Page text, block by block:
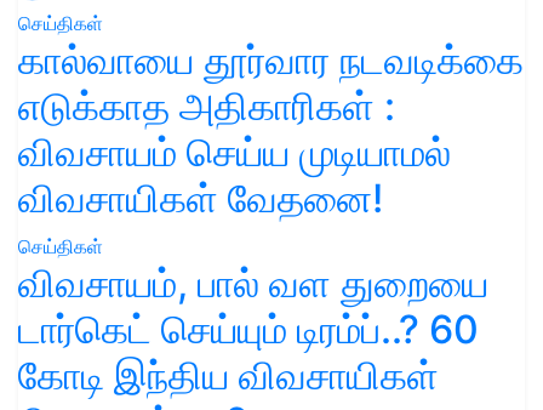
செய்திகள்
கால்வாயை தூர்வார நடவடிக்கை
எடுக்காத அதிகாரிகள் :
விவசாயம் செய்ய முடியாமல்
விவசாயிகள் வேதனை!
செய்திகள்
விவசாயம், பால் வள துறையை
டார்கெட் செய்யும் டிரம்ப்..? 60
கோடி இந்திய விவசாயிகள்